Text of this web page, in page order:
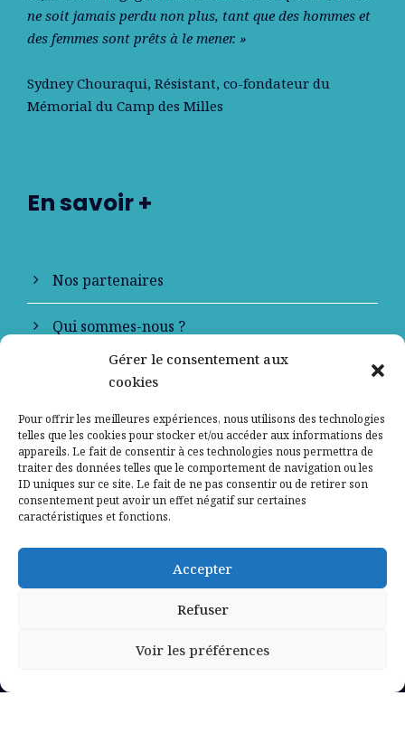
Gérer le consentement aux
cookies
Pour offrir les meilleures expériences, nous utilisons des technologies
telles que les cookies pour stocker et/ou accéder aux informations des
appareils. Le fait de consentir à ces technologies nous permettra de
traiter des données telles que le comportement de navigation ou les
ID uniques sur ce site. Le fait de ne pas consentir ou de retirer son
consentement peut avoir un effet négatif sur certaines
caractéristiques et fonctions.
Accepter
Refuser
Voir les préférences
ne soit jamais perdu non plus, tant que des hommes et
des femmes sont prêts à le mener. »
Sydney Chouraqui, Résistant, co-fondateur du
Mémorial du Camp des Milles
En savoir +
Nos partenaires
Qui sommes-nous ?
Contactez-nous
Mentions légales
Politique de confidentialité